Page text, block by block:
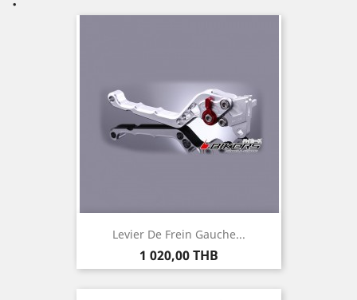
Levier De Frein Gauche...
Prix
1 020,00 THB